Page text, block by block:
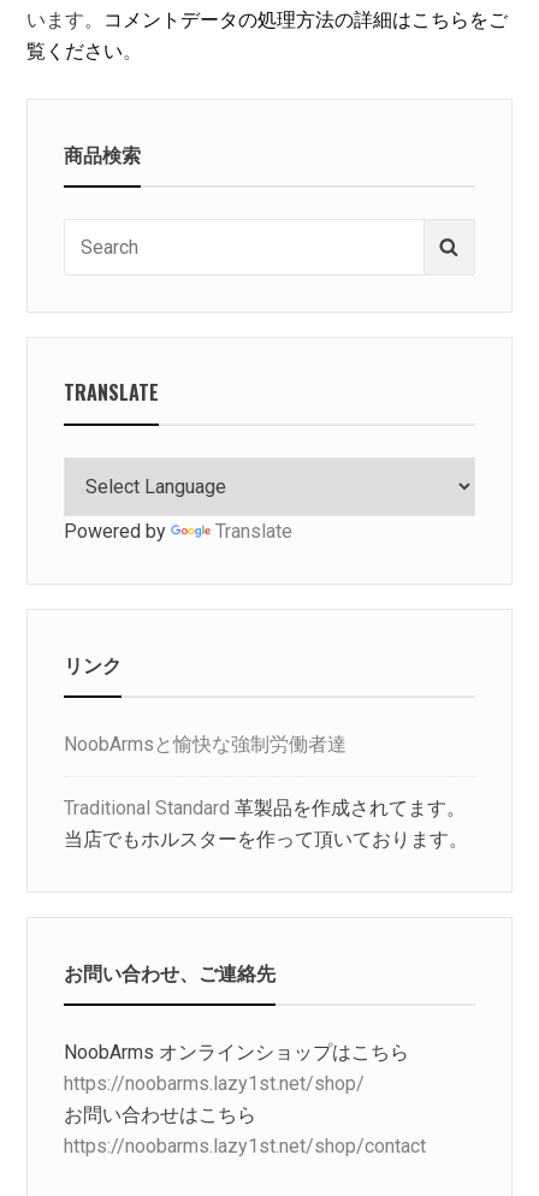
います。 コメントデータの処理方法の詳細はこちらをご
覧ください。
商品検索
TRANSLATE
Powered by Translate
リンク
NoobArmsと愉快な強制労働者達
Traditional Standard 革製品を作成されてます。
当店でもホルスターを作って頂いております。
お問い合わせ、ご連絡先
NoobArms オンラインショップはこちら
https://noobarms.lazy1st.net/shop/
お問い合わせはこちら
https://noobarms.lazy1st.net/shop/contact